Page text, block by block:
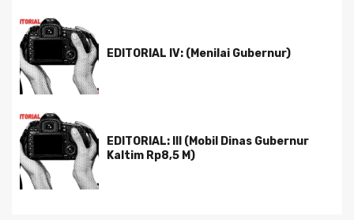
EDITORIAL IV: (Menilai Gubernur)
EDITORIAL: III (Mobil Dinas Gubernur
Kaltim Rp8,5 M)